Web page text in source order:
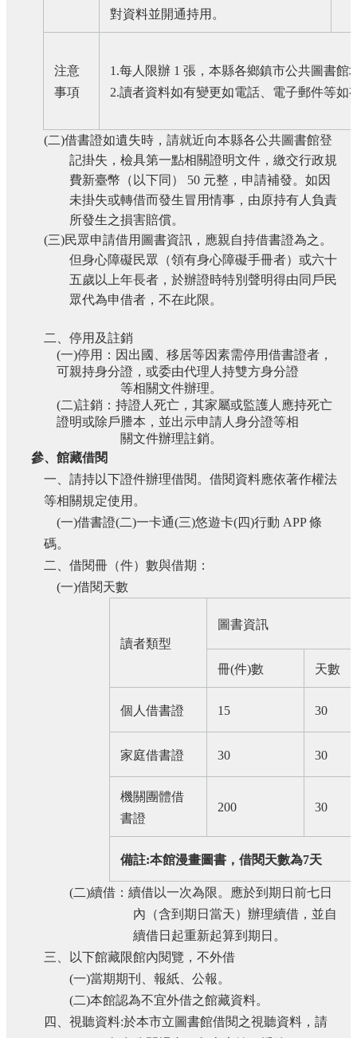
對資料並開通持用。
注意
事項
1.每人限辦1 張，本縣各鄉鎮市公共圖書館
2.讀者資料如有變更如電話、電子郵件等如
(二)借書證如遺失時，請就近向本縣各公共圖書館登
記掛失，檢具第一點相關證明文件，繳交行政規
費新臺幣（以下同）
50 元整，申請補發。如因
未掛失或轉借而發生冒用情事，由原持有人負責
所發生之損害賠償。
(三)民眾申請借用圖書資訊，應親自持借書證為之。
但身心障礙民眾（領有身心障礙手冊者）或六十
五歲以上年長者，於辦證時特別聲明得由同戶民
眾代為申借者，不在此限。
二、停用及註銷
(一)停用：因出國、移居等因素需停用借書證者，
可親持身分證，或委由代理人持雙方身分證
等相關文件辦理。
(二)註銷：持證人死亡，其家屬或監護人應持死亡
證明或除戶謄本，並出示申請人身分證等相
關文件辦理註銷。
參、館藏借閱
一、請持以下證件辦理借閱。借閱資料應依著作權法
等相關規定使用。
(一)借書證(二)一卡通(三)悠遊卡(四)行動 APP條
碼。
二、借閱冊（件）數與借期：
(一)借閱天數
讀者類型
圖書資訊
冊(件)數 天數
個人借書證 15 30
家庭借書證 30 30
機關團體借
書證
200 30
備註:本館漫畫圖書，借閱天數為7天
(二)續借：續借以一次為限。應於到期日前七日
內（含到期日當天）辦理續借，並自
續借日起重新起算到期日。
三、以下館藏限館內閱覽，不外借
(一)當期期刊、報紙、公報。
(二)本館認為不宜外借之館藏資料。
四、視聽資料:於本市立圖書館借閱之視聽資料，請